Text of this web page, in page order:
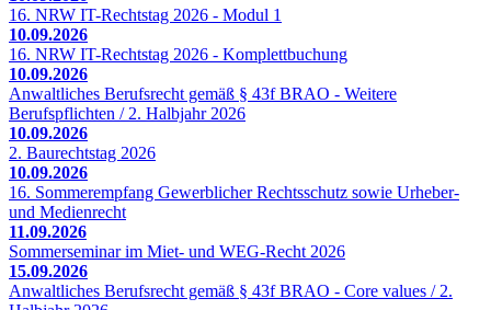
16. NRW IT-Rechtstag 2026 - Modul 1
10.09.2026
16. NRW IT-Rechtstag 2026 - Komplettbuchung
10.09.2026
Anwaltliches Berufsrecht gemäß § 43f BRAO - Weitere
Berufspflichten / 2. Halbjahr 2026
10.09.2026
2. Baurechtstag 2026
10.09.2026
16. Sommerempfang Gewerblicher Rechtsschutz sowie Urheber-
und Medienrecht
11.09.2026
Sommerseminar im Miet- und WEG-Recht 2026
15.09.2026
Anwaltliches Berufsrecht gemäß § 43f BRAO - Core values / 2.